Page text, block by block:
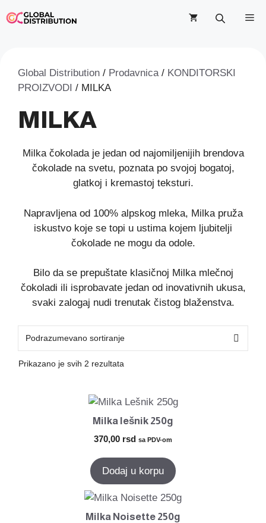
to
Global Distribution / Prodavnica/ KONDITORSKI
PROIZVODI / MILKA
MILKA
Milka čokolada je jedan od najomiljenijih brendova
čokolade na svetu, poznata po svojoj bogatoj,
glatkoj i kremastoj teksturi.
Napravljena od 100% alpskog mleka, Milka pruža
iskustvo koje se topi u ustima kojem ljubitelji
čokolade ne mogu da odole.
Bilo da se prepuštate klasičnoj Milka mlečnoj
čokoladi ili isprobavate jedan od inovativnih ukusa,
svaki zalogaj nudi trenutak čistog blaženstva.
Prikazano je svih 2 rezultata
Milka lešnik 250g
370,00 rsd sa PDV-om
Dodaj u korpu
Milka Noisette 250g